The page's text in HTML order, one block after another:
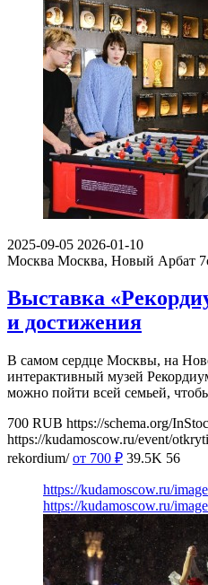
2025-09-05 2026-01-10
Москва Москва, Новый Арбат
Выставка
и достижения
В самом сердце Москвы, на
интерактивный музей
можно пойти всей семьей,
700 RUB https://schema.org/
https://kudamoscow.ru/event/
rekordium/ от 700 ₽ 39.5K 56
https://kudamoscow.ru/
https://kudamoscow.ru/